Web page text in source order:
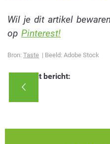
Wil je dit artikel
op Pinterest!
Bron: Taste | Beeld: Adobe Stock
Deel dit bericht: